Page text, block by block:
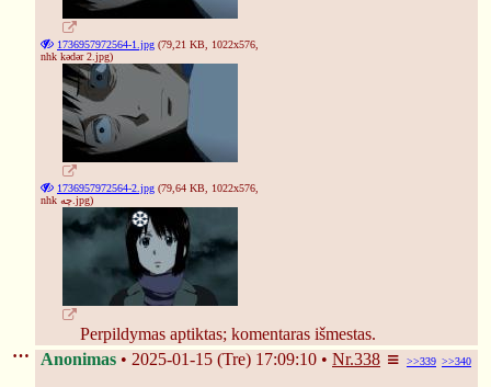
1736957972564-1.jpg (79,21 KB, 1022x576,
nhk kədər 2.jpg)
1736957972564-2.jpg (79,64 KB, 1022x576,
nhk چه.jpg)
Perpildymas aptiktas; komentaras išmestas.
Anonimas
2025-01-15 (Tre) 17:09:10 Nr.338 >>339 >>340